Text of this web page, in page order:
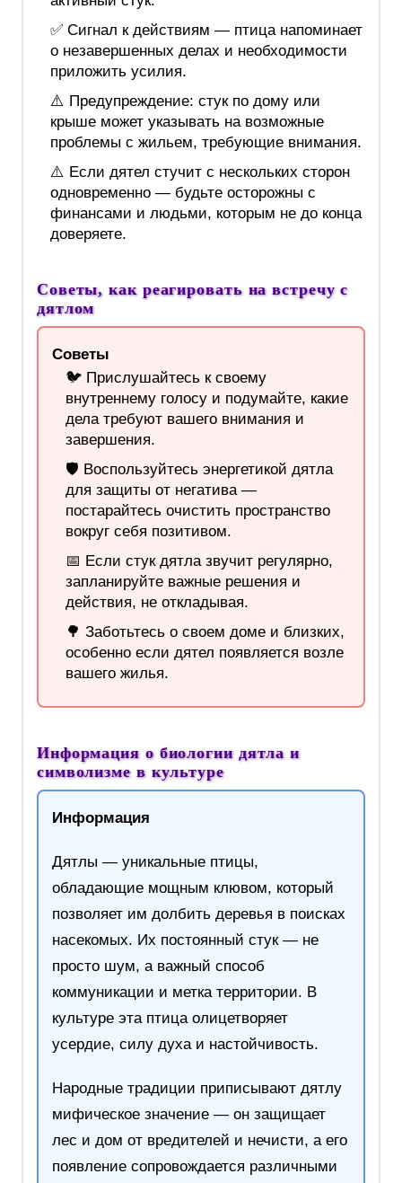
✅ Сигнал к действиям — птица напоминает
о незавершенных делах и необходимости
приложить усилия.
⚠️ Предупреждение: стук по дому или
крыше может указывать на возможные
проблемы с жильем, требующие внимания.
⚠️ Если дятел стучит с нескольких сторон
одновременно — будьте осторожны с
финансами и людьми, которым не до конца
доверяете.
Советы, как реагировать на встречу с
дятлом
Советы
🐦 Прислушайтесь к своему
внутреннему голосу и подумайте, какие
дела требуют вашего внимания и
завершения.
🛡️ Воспользуйтесь энергетикой дятла
для защиты от негатива —
постарайтесь очистить пространство
вокруг себя позитивом.
📅 Если стук дятла звучит регулярно,
запланируйте важные решения и
действия, не откладывая.
🌳 Заботьтесь о своем доме и близких,
особенно если дятел появляется возле
вашего жилья.
Информация о биологии дятла и
символизме в культуре
Информация
Дятлы — уникальные птицы,
обладающие мощным клювом, который
позволяет им долбить деревья в поисках
насекомых. Их постоянный стук — не
просто шум, а важный способ
коммуникации и метка территории. В
культуре эта птица олицетворяет
усердие, силу духа и настойчивость.
Народные традиции приписывают дятлу
мифическое значение — он защищает
лес и дом от вредителей и нечисти, а его
появление сопровождается различными